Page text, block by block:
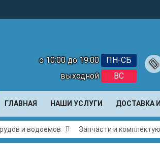
с 10:00 до 19:00
ПН-СБ
выходной
ВС
ГЛАВНАЯ НАШИ УСЛУГИ ДОСТАВКА
и водоемов Запчасти и